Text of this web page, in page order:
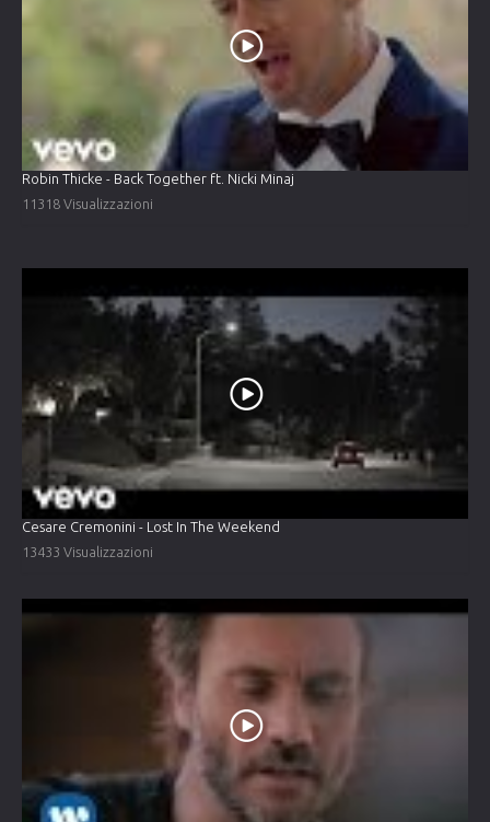
Robin Thicke - Back Together ft. Nicki Minaj
11318 Visualizzazioni
Cesare Cremonini - Lost In The Weekend
13433 Visualizzazioni